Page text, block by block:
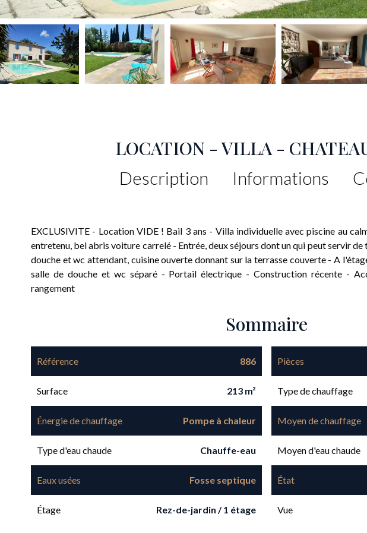
LOCATION - VILLA -
Description Informations
EXCLUSIVITE - Location VIDE ! Bail 3 ans - Villa individuelle avec piscine au
entretenu, bel abris voiture carrelé - Entrée, deux séjours dont un qui peut servir de
douche et wc attendant, cuisine ouverte donnant sur la terrasse couverte - A
salle de douche et wc séparé - Portail électrique - Construction récente -
rangement
Sommaire
Référence 886 Pièces
Surface 213 m² Type de chauffage
Énergie de chauffage Pompe à chaleur Moyen de chauffage
Type d'eau chaude Chauffe-eau Moyen d'eau chaude
Eaux usées Fosse septique État
Étage Rez-de-jardin / 1 étage Vue